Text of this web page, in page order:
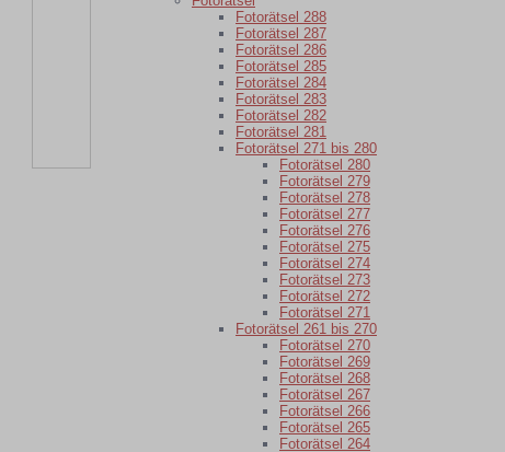
Fotorätsel 288
Fotorätsel 287
Fotorätsel 286
Fotorätsel 285
Fotorätsel 284
Fotorätsel 283
Fotorätsel 282
Fotorätsel 281
Fotorätsel 271 bis 280
Fotorätsel 280
Fotorätsel 279
Fotorätsel 278
Fotorätsel 277
Fotorätsel 276
Fotorätsel 275
Fotorätsel 274
Fotorätsel 273
Fotorätsel 272
Fotorätsel 271
Fotorätsel 261 bis 270
Fotorätsel 270
Fotorätsel 269
Fotorätsel 268
Fotorätsel 267
Fotorätsel 266
Fotorätsel 265
Fotorätsel 264